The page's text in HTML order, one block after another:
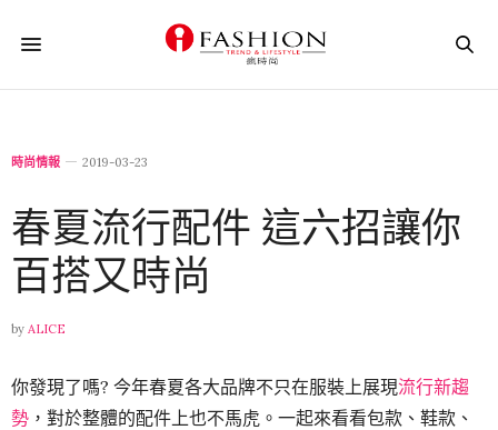
時尚情報 2019-03-23
春夏流行配件 這六招讓你
百搭又時尚
by ALICE
你發現了嗎? 今年春夏各大品牌不只在服裝上展現流行新趨
勢 ，對於整體的配件上也不馬虎。一起來看看包款、鞋款、